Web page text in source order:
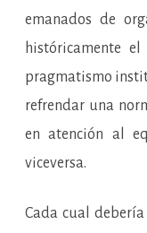
emanados de
históricamente
pragmatismo
refrendar una
en atención al
viceversa.
Cada cual